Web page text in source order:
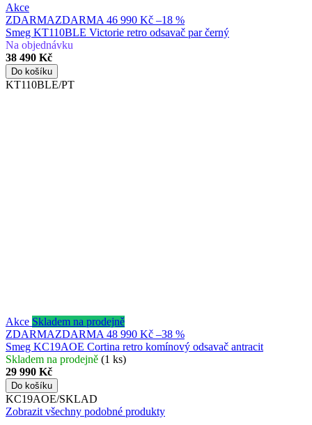
Akce
ZDARMAZDARMA 46 990 Kč –18 %
Smeg KT110BLE Victorie retro odsavač par černý
Na objednávku
38 490 Kč
Do košíku
KT110BLE/PT
Akce Skladem na prodejně
ZDARMAZDARMA 48 990 Kč –38 %
Smeg KC19AOE Cortina retro komínový odsavač antracit
Skladem na prodejně (1 ks)
29 990 Kč
Do košíku
KC19AOE/SKLAD
Zobrazit všechny podobné produkty